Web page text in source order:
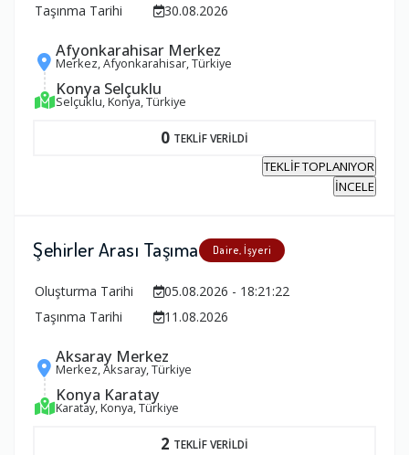
Taşınma Tarihi
30.08.2026
Afyonkarahisar Merkez
Merkez, Afyonkarahisar, Türkiye
Konya Selçuklu
Selçuklu, Konya, Türkiye
0 TEKLİF VERİLDİ
TEKLİF TOPLANIYOR
İNCELE
Şehirler Arası Taşıma Daire, İşyeri
Oluşturma Tarihi
05.08.2026 - 18:21:22
Taşınma Tarihi
11.08.2026
Aksaray Merkez
Merkez, Aksaray, Türkiye
Konya Karatay
Karatay, Konya, Türkiye
2 TEKLİF VERİLDİ